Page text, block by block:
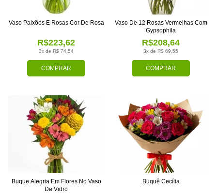
COMPRAR
3x de R$ 74,54
R$223,62
Vaso Paixões E Rosas Cor De Rosa
COMPRAR
3x de R$ 69,55
R$208,64
Vaso De 12 Rosas Vermelhas Com
Gypsophila
Buque Alegria Em Flores No Vaso
De Vidro
Buquê Cecília